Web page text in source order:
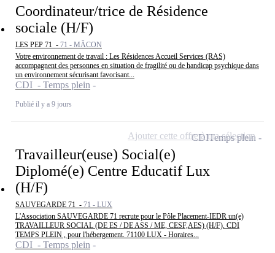
Coordinateur/trice de Résidence
sociale (H/F)
LES PEP 71 - 71 - MÂCON
Votre environnement de travail : Les Résidences Accueil Services (RAS)
accompagnent des personnes en situation de fragilité ou de handicap psychique dans
un environnement sécurisant favorisant...
CDI - Temps plein
Publié il y a 9 jours
Travailleur(euse) Social(e)
Diplomé(e) Centre Educatif Lux
(H/F)
SAUVEGARDE 71 - 71 - LUX
L'Association SAUVEGARDE 71 recrute pour le Pôle Placement-IEDR un(e)
TRAVAILLEUR SOCIAL (DE ES / DE ASS / ME, CESF,AES) (H/F). CDI
TEMPS PLEIN , pour l'hébergement. 71100 LUX - Horaires...
CDI - Temps plein
CDITemps plein
Ajouter cette offre à ma sélection